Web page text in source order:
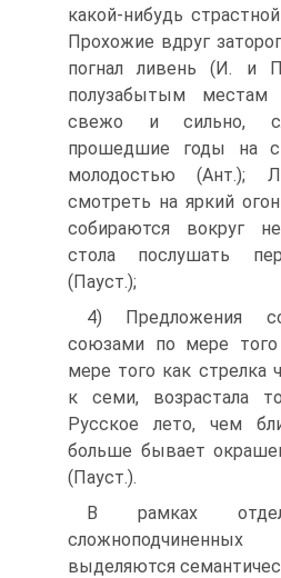
какой-нибудь
Прохожие вдруг
погнал ливень (И. и
полузабытым местам
свежо и сильно,
прошедшие годы на
молодостью (Ант.);
смотреть на яркий
собираются вокруг
стола послушать
(Пауст.);
4) Предложения
союзами по мере
мере того как стрелка
к семи, возрастала
Русское лето, чем
больше бывает
(Пауст.).
В рамках
выделяются